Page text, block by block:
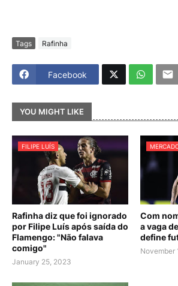
Tags Rafinha
Facebook
YOU MIGHT LIKE
FILIPE LUÍS
Rafinha diz que foi ignorado
por Filipe Luís após saída do
Flamengo: "Não falava
comigo"
January 25, 2023
Com
a vaga
define
November